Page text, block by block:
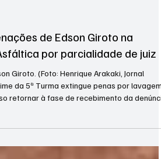
de Edson Giroto na
da 5ª Turma extingue penas por